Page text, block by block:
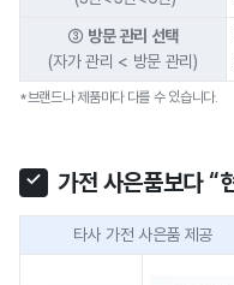
③ 방문 관리 선택
(자가 관리 < 방문 관리)
*브랜드나 제품마다 다를 수 있습니다.
가전 사은품보다 “
타사 가전 사은품 제공